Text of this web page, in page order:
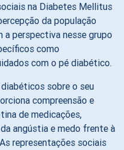
na Diabetes Mellitus
da população
a perspectiva nesse grupo
como
com o pé diabético.
sobre o seu
compreensão e
de medicações,
angústia e medo frente à
representações sociais